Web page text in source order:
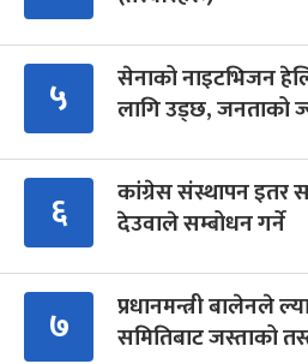
५
सेनाको नाइटभिजन
लागि उड्छ, जनताको
६
कांग्रेस संस्थापन इतर
देउवाले सम्बोधन गर्ने
७
प्रधानमन्त्री बालेनले
समितिबाट जस्ताको